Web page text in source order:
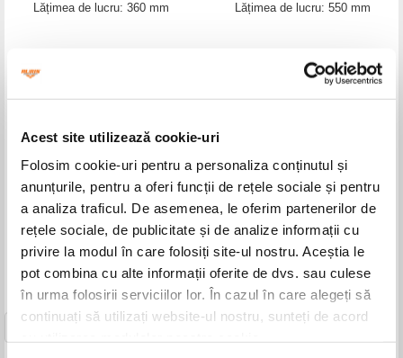
Acest site utilizează cookie-uri
Folosim cookie-uri pentru a personaliza conținutul și
anunțurile, pentru a oferi funcții de rețele sociale și pentru
a analiza traficul. De asemenea, le oferim partenerilor de
rețele sociale, de publicitate și de analize informații cu
privire la modul în care folosiți site-ul nostru. Aceștia le
pot combina cu alte informații oferite de dvs. sau culese
în urma folosirii serviciilor lor. În cazul în care alegeți să
continuați să utilizați website-ul nostru, sunteți de acord
Lățimea de lucru: 360 mm
Lățimea de lucru: 550 mm
Motosapă
RURIS 5505
Motor General Engine 4 CP
Benzină fără plumb
Viteze: 1 înainte
Lățimea de lucru: 360 mm